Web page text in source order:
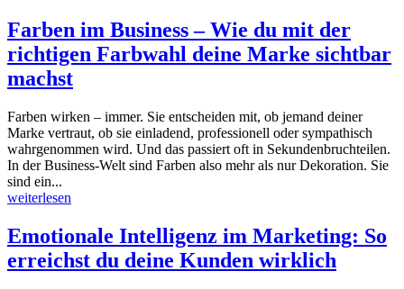
Farben im Business – Wie du mit der
richtigen Farbwahl deine Marke sichtbar
machst
Farben wirken – immer. Sie entscheiden mit, ob jemand deiner
Marke vertraut, ob sie einladend, professionell oder sympathisch
wahrgenommen wird. Und das passiert oft in Sekundenbruchteilen.
In der Business-Welt sind Farben also mehr als nur Dekoration. Sie
sind ein...
weiterlesen
Emotionale Intelligenz im Marketing: So
erreichst du deine Kunden wirklich